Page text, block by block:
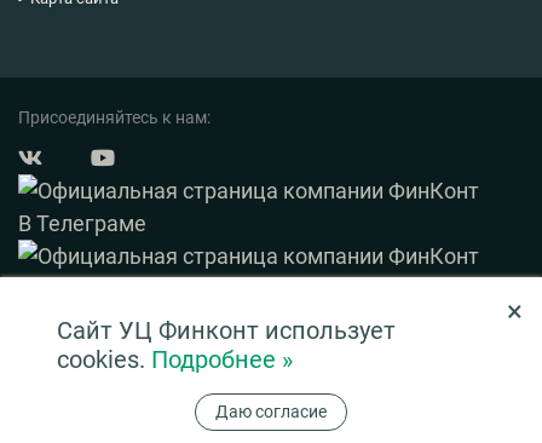
Присоединяйтесь к нам:
Нашли ошибку? Выделите ее и нажмите Ctrl+Enter
Информация на сайте ни при каких условиях не является публичной офертой,
определяемой положениями ч. 2 ст. 437 ГК РФ
×
Сайт УЦ Финконт использует
cookies. Подробнее »
Даю согласие